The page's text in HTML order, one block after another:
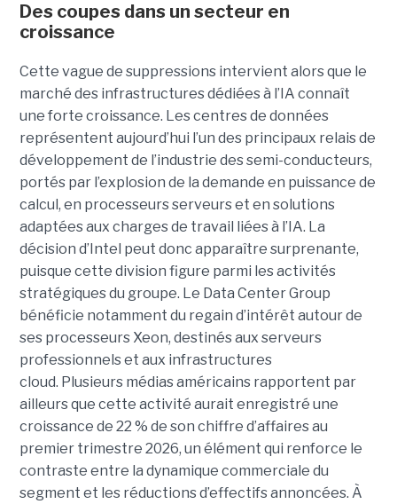
Des coupes dans un secteur en
croissance
Cette vague de suppressions intervient alors que le
marché des infrastructures dédiées à l’IA connaît
une forte croissance. Les centres de données
représentent aujourd’hui l’un des principaux relais de
développement de l’industrie des semi-conducteurs,
portés par l’explosion de la demande en puissance de
calcul, en processeurs serveurs et en solutions
adaptées aux charges de travail liées à l’IA. La
décision d’Intel peut donc apparaître surprenante,
puisque cette division figure parmi les activités
stratégiques du groupe. Le Data Center Group
bénéficie notamment du regain d’intérêt autour de
ses processeurs Xeon, destinés aux serveurs
professionnels et aux infrastructures
cloud. Plusieurs médias américains rapportent par
ailleurs que cette activité aurait enregistré une
croissance de 22 % de son chiffre d’affaires au
premier trimestre 2026, un élément qui renforce le
contraste entre la dynamique commerciale du
segment et les réductions d’effectifs annoncées. À